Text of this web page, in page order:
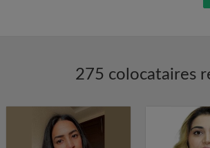
275 colocataires